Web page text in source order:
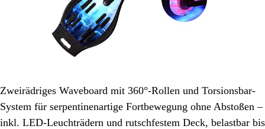
Zweirädriges Waveboard mit 360°-Rollen und Torsionsbar-
System für serpentinenartige Fortbewegung ohne Abstoßen –
inkl. LED-Leuchträdern und rutschfestem Deck, belastbar bis